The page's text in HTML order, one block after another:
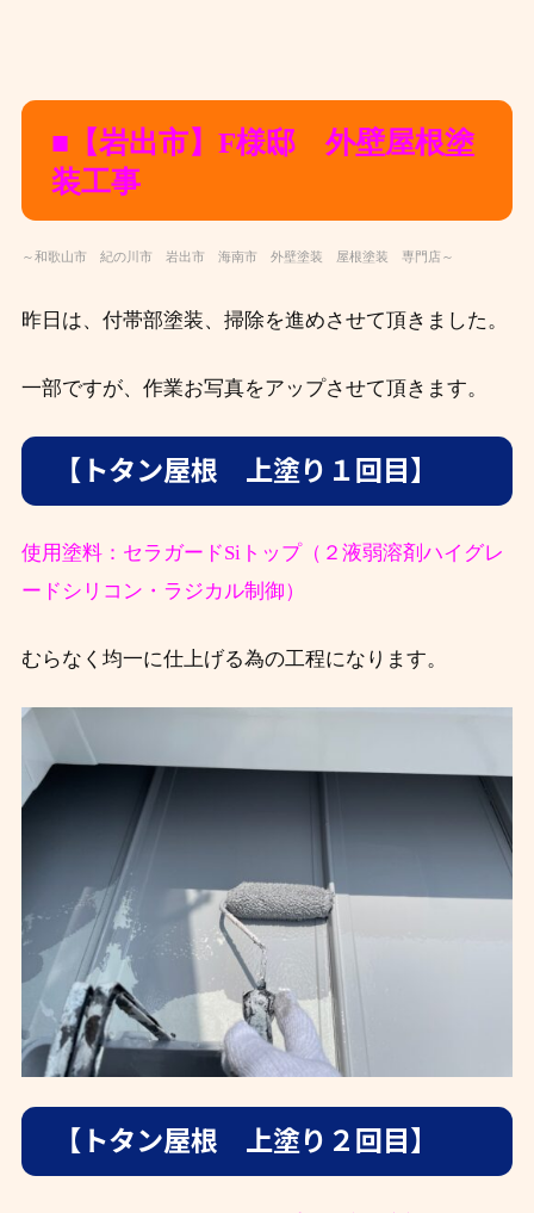
■【岩出市】F様邸 外壁屋根塗
装工事
～和歌山市 紀の川市 岩出市 海南市 外壁塗装 屋根塗装 専門店～
昨日は、付帯部塗装、掃除を進めさせて頂きました。
一部ですが、作業お写真をアップさせて頂きます。
【トタン屋根 上塗り１回目】
使用塗料：セラガードSiトップ（２液弱溶剤ハイグレ
ードシリコン・ラジカル制御）
むらなく均一に仕上げる為の工程になります。
【トタン屋根 上塗り２回目】